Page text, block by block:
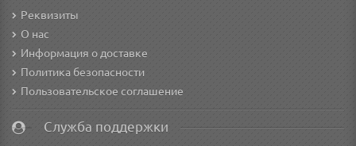
Реквизиты
О нас
Информация о доставке
Политика безопасности
Пользовательское соглашение
Служба поддержки